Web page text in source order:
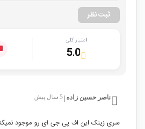
ثبت نظر
امتیاز کلی
5.0
ناصر حسین زاده 5 سال پیش
سری زینک این اف پی جی ای رو موجود